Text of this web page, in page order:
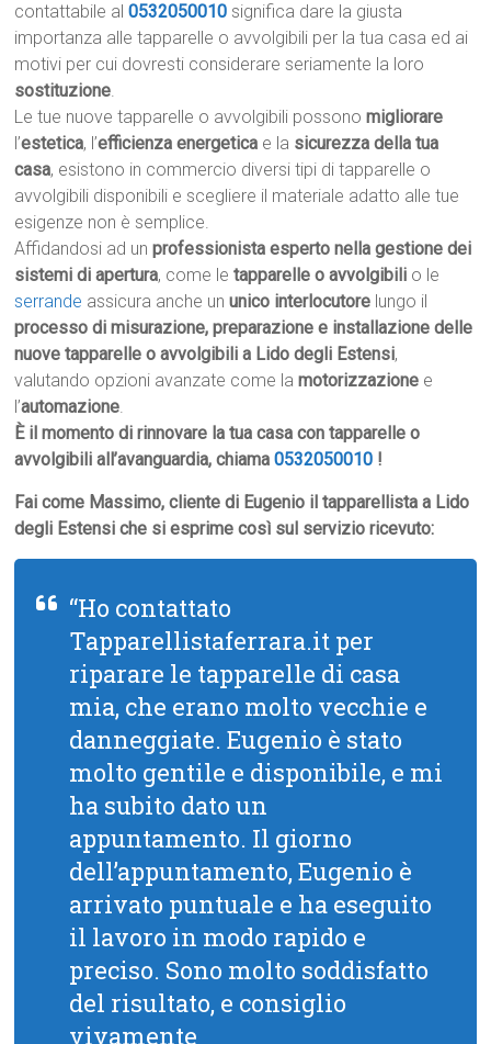
contattabile al0532050010 significa dare la giusta
importanza alle tapparelle o avvolgibili per la tua casa ed ai
motivi per cui dovresti considerare seriamente la loro
sostituzione.
Le tue nuove tapparelle o avvolgibili possonomigliorare
l’estetica, l’efficienza energetica e la sicurezza della tua
casa, esistono in commercio diversi tipi di tapparelle o
avvolgibili disponibili e scegliere il materiale adatto alle tue
esigenze non è semplice.
Affidandosi ad unprofessionista esperto nella gestione dei
sistemi di apertura, come letapparelle o avvolgibili o le
serrande assicura anche ununico interlocutore lungo il
processo di misurazione, preparazione e installazione delle
nuove tapparelle o avvolgibili a Lido degli Estensi,
valutando opzioni avanzate come lamotorizzazione e
l’automazione.
È il momento di rinnovare la tua casa con tapparelle o
avvolgibili all’avanguardia, chiama0532050010 !
Fai come Massimo, cliente di Eugenio il tapparellista a Lido
degli Estensi che si esprime così sul servizio ricevuto:
“Ho contattato
Tapparellistaferrara.it per
riparare le tapparelle di casa
mia, che erano molto vecchie e
danneggiate. Eugenio è stato
molto gentile e disponibile, e mi
ha subito dato un
appuntamento. Il giorno
dell’appuntamento, Eugenio è
arrivato puntuale e ha eseguito
il lavoro in modo rapido e
preciso. Sono molto soddisfatto
del risultato, e consiglio
vivamente